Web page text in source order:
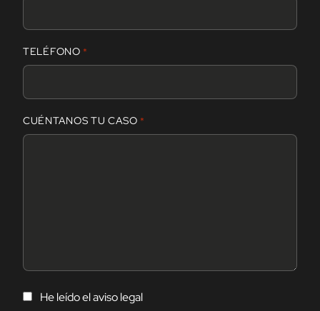
m
b
TELÉFONO *
CUÉNTANOS TU CASO *
C
He leído elaviso legal